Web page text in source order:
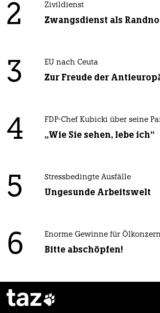
2 Zivildienst
Zwangsdienst als
3 EU nach Ceuta
Zur Freude der
4 FDP-Chef Kubicki über seine
„Wie Sie sehen, lebe ich“
5 Stressbedingte Ausfälle
Ungesunde Arbeitswelt
6 Enorme Gewinne für
Bitte abschöpfen!
taz